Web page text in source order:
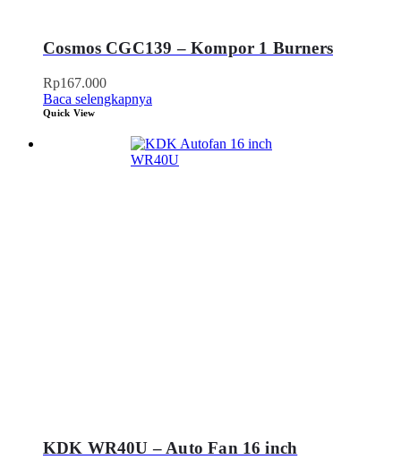
Cosmos CGC139 – Kompor 1 Burners
Rp167.000
Baca selengkapnya
Quick View
KDK WR40U – Auto Fan 16 inch